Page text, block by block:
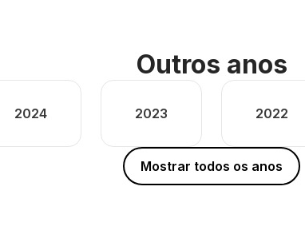
Outros anos
2024 2023 2022
Mostrar todos os anos